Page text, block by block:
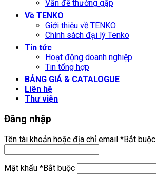
Vấn đề thường gặp
Về TENKO
Giới thiệu về TENKO
Chính sách đại lý Tenko
Tin tức
Hoạt động doanh nghiệp
Tin tổng hợp
BẢNG GIÁ & CATALOGUE
Liên hệ
Thư viện
Đăng nhập
Tên tài khoản hoặc địa chỉ email *Bắt buộc
Mật khẩu *Bắt buộc